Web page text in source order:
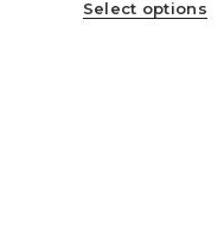
Select options